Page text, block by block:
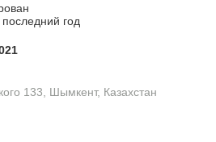
год
133, Шымкент, Казахстан